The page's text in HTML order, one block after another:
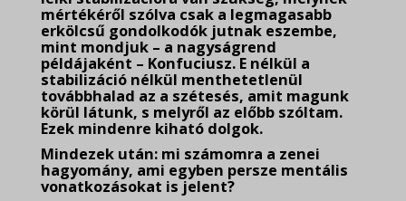
mértékéről szólva csak a legmagasabb
erkölcsű gondolkodók jutnak eszembe,
mint mondjuk – a nagyságrend
példájaként – Konfuciusz. E nélkül a
stabilizáció nélkül menthetetlenül
továbbhalad az a szétesés, amit magunk
körül látunk, s melyről az előbb szóltam.
Ezek mindenre kiható dolgok.
Mindezek után: mi számomra a zenei
hagyomány, ami egyben persze mentális
vonatkozásokat is jelent?